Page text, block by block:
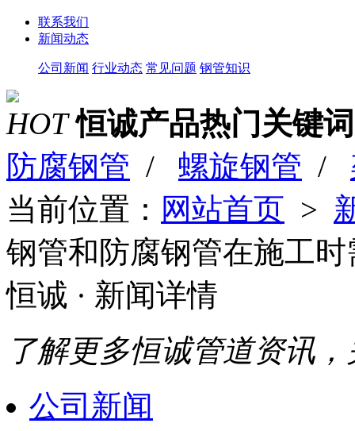
联系我们
新闻动态
公司新闻 行业动态 常见问题 钢管知识
HOT 恒诚产品热门关键
防腐钢管 / 螺旋钢管 /
当前位置： 网站首页 >
钢管和防腐钢管在施工
恒诚 · 新闻详情
了解更多恒诚管道资讯
公司新闻